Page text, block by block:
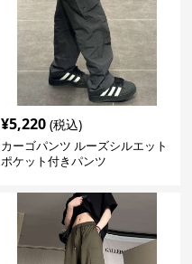
¥5,220 (税込)
カーゴパンツ ルーズシルエット
ポケット付きパンツ